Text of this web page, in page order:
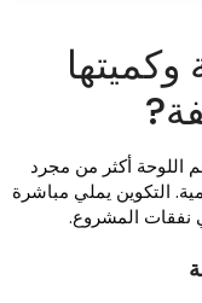
أكثر من مجرد
التكوين يملي مباشرة
المشروع.